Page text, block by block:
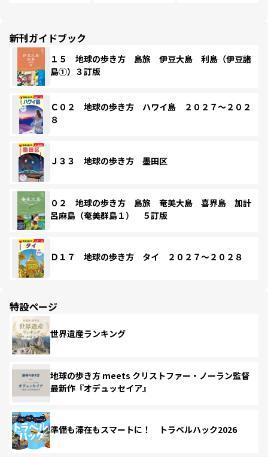
新刊ガイドブック
１５ 地球の歩き方 島旅 伊豆大島 利島（伊豆諸
島①）３訂版
Ｃ０２ 地球の歩き方 ハワイ島 ２０２７～２０２
８
Ｊ３３ 地球の歩き方 墨田区
０２ 地球の歩き方 島旅 奄美大島 喜界島 加計
呂麻島（奄美群島１） ５訂版
Ｄ１７ 地球の歩き方 タイ ２０２７～２０２８
特設ページ
世界遺産ランキング
地球の歩き方 meets クリストファー・ノーラン監督
最新作『オデュッセイア』
準備も滞在もスマートに！ トラベルハック2026